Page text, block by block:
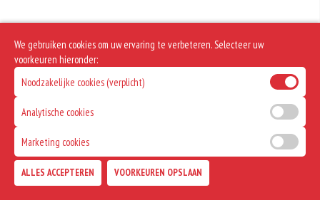
We gebruiken cookies om uw ervaring te verbeteren. Selecteer uw
voorkeuren hieronder:
Noodzakelijke cookies (verplicht)
Analytische cookies
Marketing cookies
ALLES ACCEPTEREN VOORKEUREN OPSLAAN